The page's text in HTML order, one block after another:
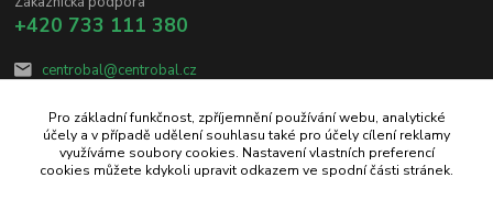
+420 733 111 380
centrobal@centrobal.cz
Pro základní funkčnost, zpříjemnění používání webu, analytické
účely a v případě udělení souhlasu také pro účely cílení reklamy
využíváme soubory cookies. Nastavení vlastních preferencí
cookies můžete kdykoli upravit odkazem ve spodní části stránek.